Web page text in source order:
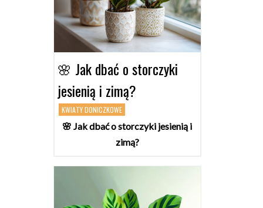
🌸 Jak dbać o storczyki
jesienią i zimą?
KWIATY DONICZKOWE
🌸 Jak dbać o storczyki jesienią i
zimą?